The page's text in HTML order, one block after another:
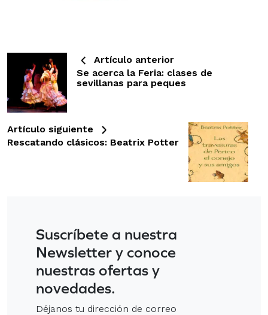
Artículo anterior
Se acerca la Feria: clases de
sevillanas para peques
Artículo siguiente
Rescatando clásicos: Beatrix Potter
Suscríbete a nuestra
Newsletter y conoce
nuestras ofertas y
novedades.
Déjanos tu dirección de correo